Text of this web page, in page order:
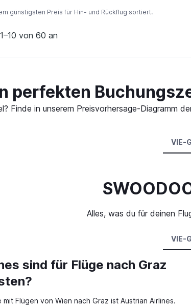
günstigsten Preis für Hin- und Rückflug sortiert.
von 60 an
perfekten
Finde in unserem Preisvorhersage-Diagramm
VIE-
Alles, was du für deinen
VIE-
sind für Flüge nach Graz
Flügen von Wien nach Graz ist Austrian Airlines.